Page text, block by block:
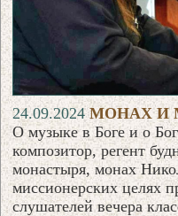
24.09.2024МОНАХ И
О музыке в Боге и о
композитор, регент
монастыря, монах
миссионерских целях
слушателей вечера